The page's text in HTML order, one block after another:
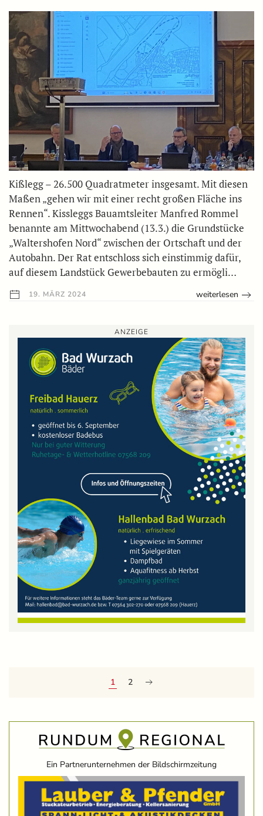
Kißlegg – 26.500 Quadratmeter insgesamt. Mit diesen
Maßen „gehen wir mit einer recht großen Fläche ins
Rennen“. Kissleggs Bauamtsleiter Manfred Rommel
benannte am Mittwochabend (13.3.) die Grundstücke
„Waltershofen Nord“ zwischen der Ortschaft und der
Autobahn. Der Rat entschloss sich einstimmig dafür,
auf diesem Landstück Gewerbebauten zu ermögli…
19. MÄRZ 2024 weiterlesen
ANZEIGE
1 2
Ein Partnerunternehmen der Bildschirmzeitung